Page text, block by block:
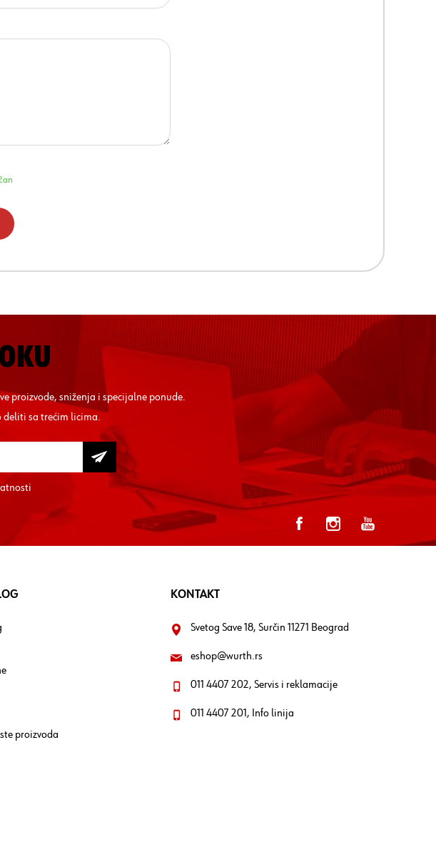
proizvode, sniženja i specijalne ponude.
deliti sa trećim licima.
proizvoda
KONTAKT
Svetog Save 18, Surčin 11271 Beograd
eshop@wurth.rs
011 4407 202, Servis i reklamacije
011 4407 201, Info linija